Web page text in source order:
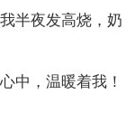
半夜发高烧，奶
中，温暖着我！